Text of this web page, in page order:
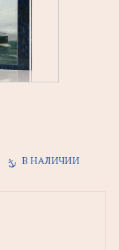
В НАЛИЧИИ